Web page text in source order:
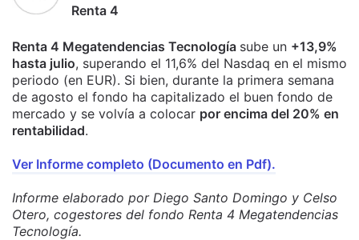
Renta 4
Renta 4 Megatendencias Tecnología sube un +13,9%
hasta julio, superando el 11,6% del Nasdaq en el mismo
periodo (en EUR). Si bien, durante la primera semana
de agosto el fondo ha capitalizado el buen fondo de
mercado y se volvía a colocar por encima del 20% en
rentabilidad.
Ver Informe completo (Documento en Pdf).
Informe elaborado por Diego Santo Domingo y Celso
Otero, cogestores del fondo Renta 4 Megatendencias
Tecnología.